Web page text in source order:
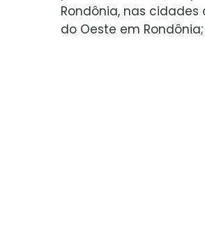
Rondônia, nas
do Oeste em